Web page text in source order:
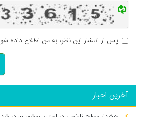
پس از انتشار این نظر، به من اطلاع داده
آخرین اخبار